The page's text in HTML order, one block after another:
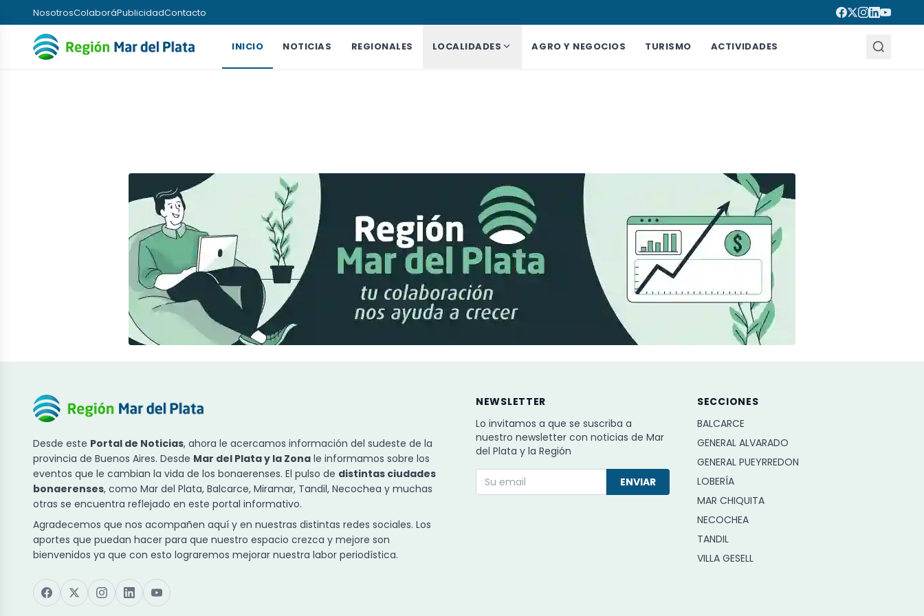
NosotrosColaboráPublicidadContacto
INICIO NOTICIAS REGIONALES LOCALIDADES AGRO Y NEGOCIOS TURISMO ACTIVIDADES
Desde este Portal de Noticias, ahora le acercamos información del sudeste de la
provincia de Buenos Aires. Desde Mar del Plata y la Zona le informamos sobre los
eventos que le cambian la vida de los bonaerenses. El pulso de distintas ciudades
bonaerenses, como Mar del Plata, Balcarce, Miramar, Tandil, Necochea y muchas
otras se encuentra reflejado en este portal informativo.
Agradecemos que nos acompañen aquí y en nuestras distintas redes sociales. Los
aportes que puedan hacer para que nuestro espacio crezca y mejore son
bienvenidos ya que con esto lograremos mejorar nuestra labor periodística.
NEWSLETTER
Lo invitamos a que se suscriba a
nuestro newsletter con noticias de Mar
del Plata y la Región
ENVIAR
SECCIONES
BALCARCE
GENERAL ALVARADO
GENERAL PUEYRREDON
LOBERÍA
MAR CHIQUITA
NECOCHEA
TANDIL
VILLA GESELL